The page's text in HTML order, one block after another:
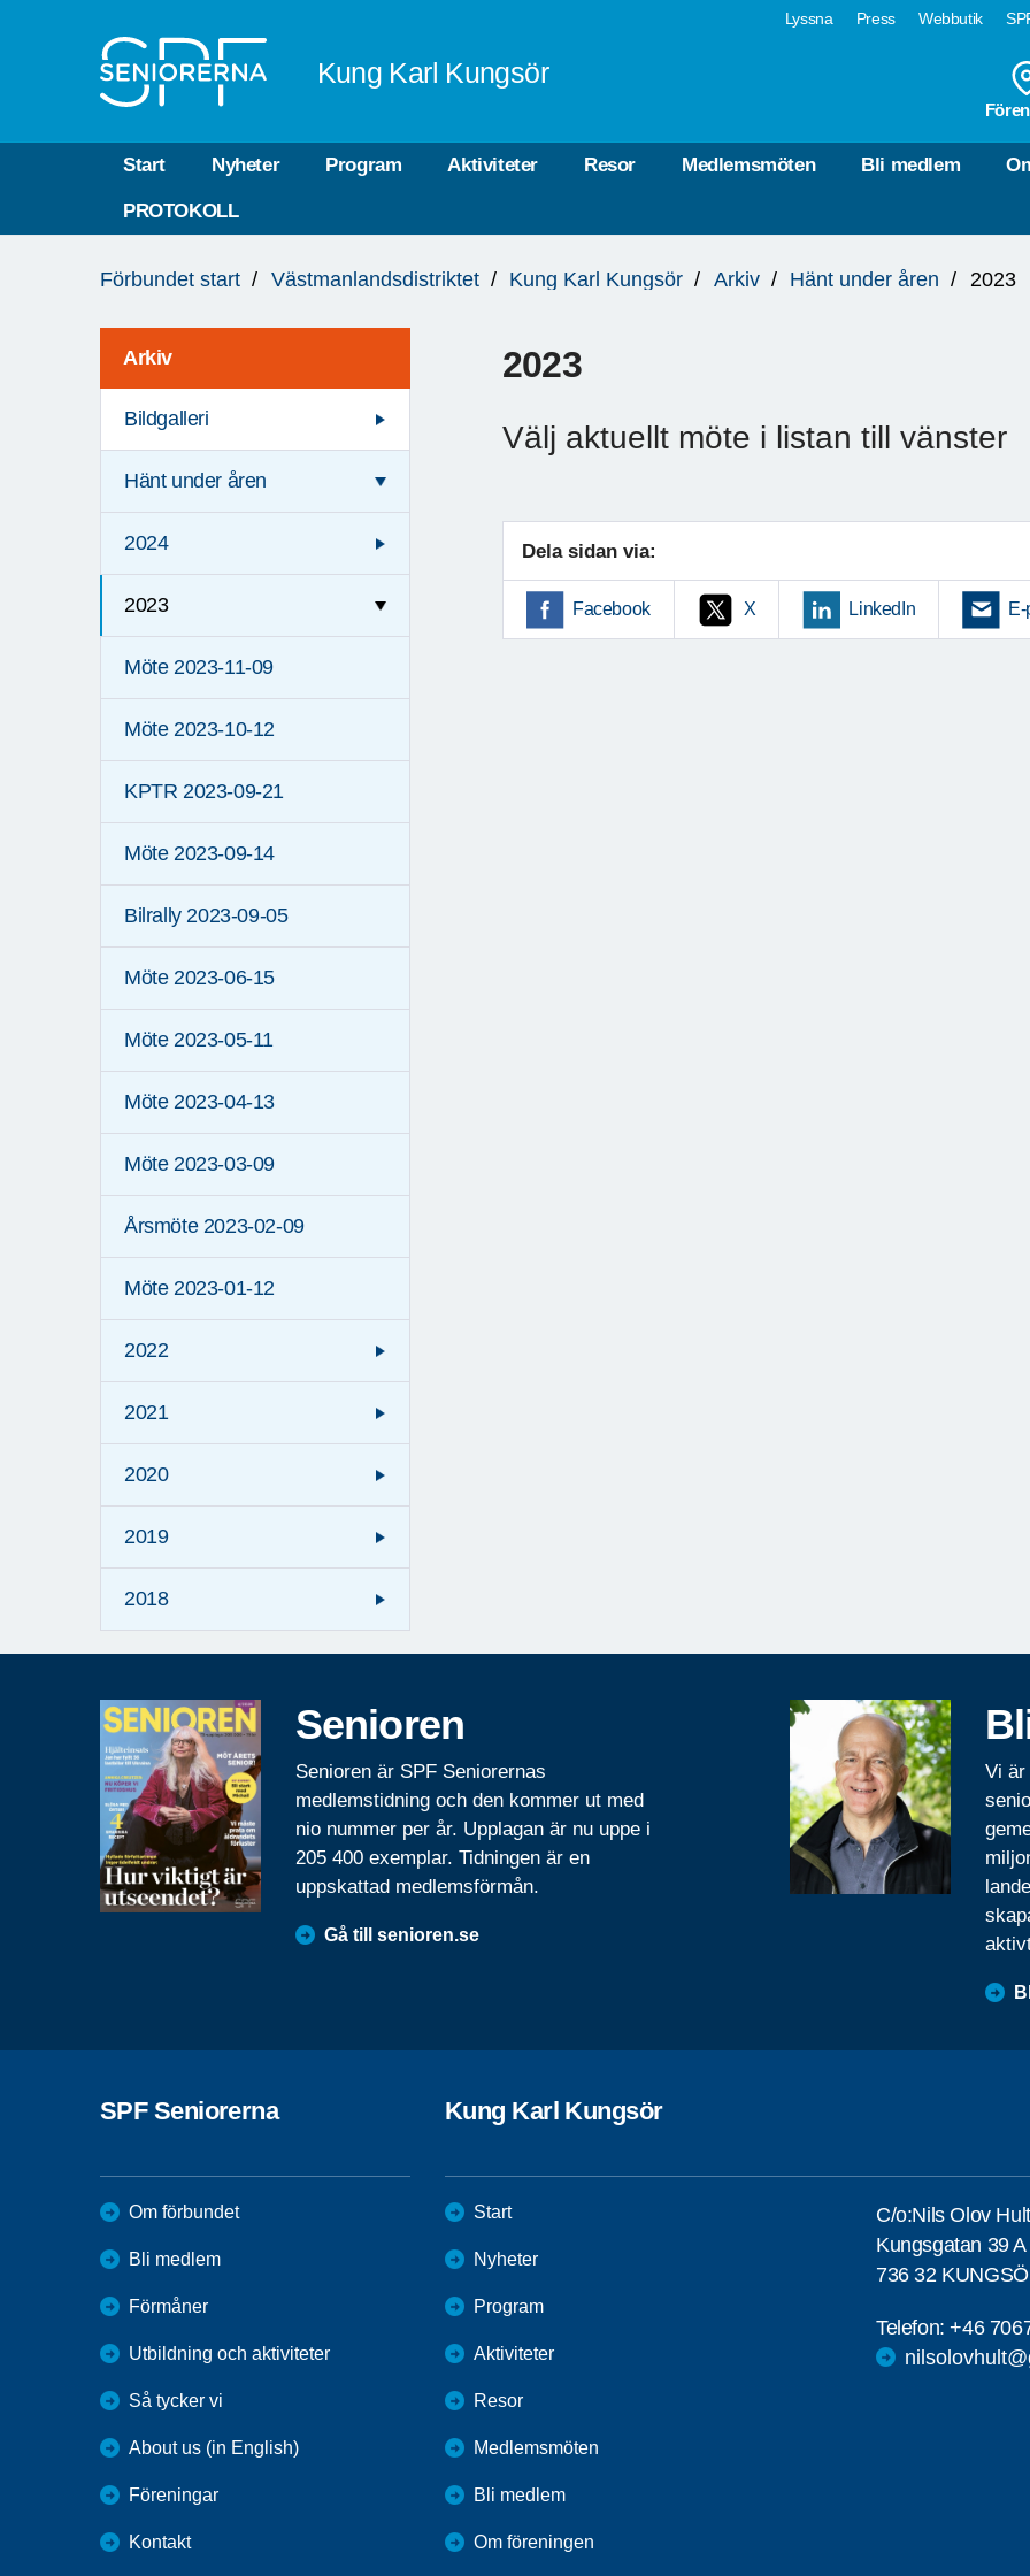
Lyssna Press Webbutik
Kung Karl Kungsör
Start Nyheter Program Aktiviteter Resor Medlemsmöten Bli medlem
PROTOKOLL
är
Förbundet start Västmanlandsdistriktet Kung Karl Kungsör Arkiv Hänt under åren 2023
Arkiv
Bildgalleri
Hänt under åren
2024
2023
Möte 2023-11-09
Möte 2023-10-12
KPTR 2023-09-21
Möte 2023-09-14
Bilrally 2023-09-05
Möte 2023-06-15
Möte 2023-05-11
Möte 2023-04-13
Möte 2023-03-09
Årsmöte 2023-02-09
Möte 2023-01-12
2022
2021
2020
2019
2018
2023
Välj aktuellt möte i listan till vänster
Dela sidan via:
Facebook X LinkedIn
Senioren
Senioren är SPF Seniorernas
medlemstidning och den kommer ut med
nio nummer per år. Upplagan är nu uppe i
205 400 exemplar. Tidningen är en
uppskattad medlemsförmån.
Gå till senioren.se
Vi är
SPF Seniorerna
Om förbundet
Bli medlem
Förmåner
Utbildning och aktiviteter
Så tycker vi
About us (in English)
Föreningar
Kontakt
Kung Karl Kungsör
Start
Nyheter
Program
Aktiviteter
Resor
Medlemsmöten
Bli medlem
Om föreningen
C/o:Nils Olov Hult
Kungsgatan 39 A
736 32
Telefon:+46